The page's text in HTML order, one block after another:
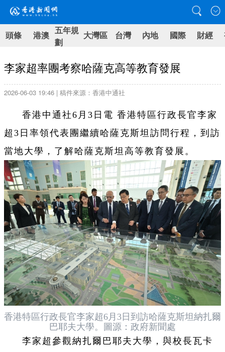
頭條 港澳 五年規
劃
大灣區 台灣 內地 國際 財經
李家超率團考察哈薩克高等教育發展
2026-06-03 19:46 | 稿件來源：香港中通社
香港中通社6月3日電 香港特區行政長官李家
超3日率領代表團繼續哈薩克斯坦訪問行程，到訪
當地大學，了解哈薩克斯坦高等教育發展。
香港特區行政長官李家超6月3日到訪哈薩克斯坦納扎爾
巴耶夫大學。圖源：政府新聞處
李家超參觀納扎爾巴耶夫大學，與校長瓦卡